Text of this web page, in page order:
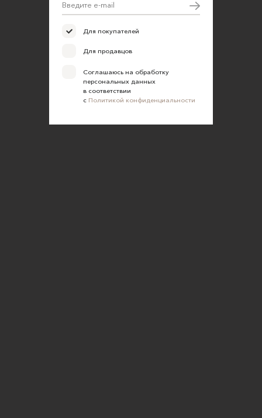
Для покупателей
Для продавцов
Соглашаюсь на обработку
персональных данных
в соответствии
с Политикой конфиденциальности